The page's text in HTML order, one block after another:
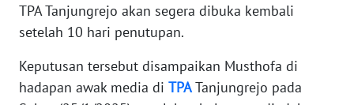
TPA Tanjungrejo akan segera dibuka kembali
setelah 10 hari penutupan.
Keputusan tersebut disampaikan Musthofa di
hadapan awak media di TPATanjungrejo pada
PEDOMAN
SIBER